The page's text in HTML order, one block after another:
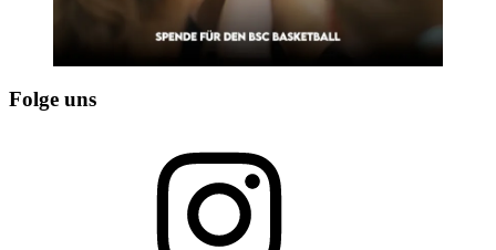
Folge uns